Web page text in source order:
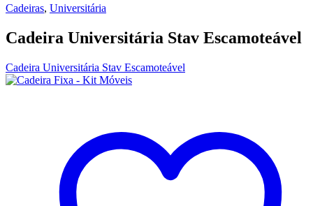
Cadeiras, Universitária
Cadeira Universitária Stav Escamoteável
Cadeira Universitária Stav Escamoteável